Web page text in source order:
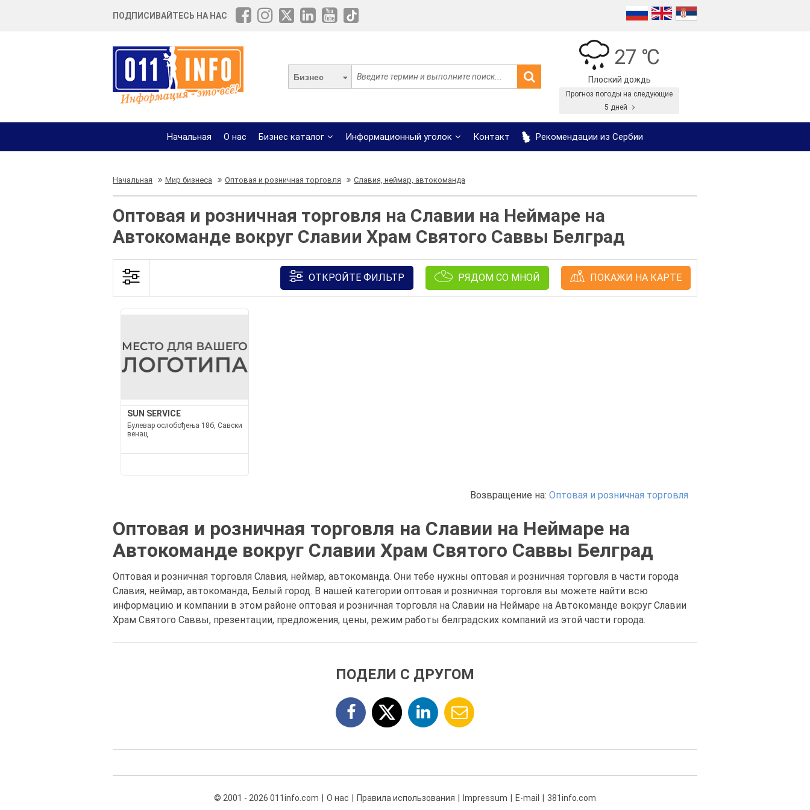
ПОДПИСИВАЙТЕСЬ НА НАС
Бизнес
27 ℃
Плоский дождь
Прогноз погоды на следующие
5 дней
Начальная О нас Бизнес каталог Информационный уголок Контакт Рекомендации из Сербии
Начальная Мир бизнеса Оптовая и розничная торговля Славия, неймар, автокоманда
Оптовая и розничная торговля на Славии на Неймаре на
Автокоманде вокруг Славии Храм Святого Саввы Белград
ОТКРОЙТЕ ФИЛЬТР РЯДОМ СО МНОЙ ПОКАЖИ НА КАРТЕ
SUN SERVICE
Булевар ослобођења 18б, Савски
венац
Возвращение на: Оптовая и розничная торговля
Оптовая и розничная торговля на Славии на Неймаре на
Автокоманде вокруг Славии Храм Святого Саввы Белград
Оптовая и розничная торговля Славия, неймар, автокоманда. Они тебе нужны оптовая и розничная торговля в части города
Славия, неймар, автокоманда, Белый город. В нашей категории оптовая и розничная торговля вы можете найти всю
информацию и компании в этом районе оптовая и розничная торговля на Славии на Неймаре на Автокоманде вокруг Славии
Храм Святого Саввы, презентации, предложения, цены, режим работы белградских компаний из этой части города.
ПОДЕЛИ С ДРУГОМ
© 2001 - 2026 011info.com О нас Правила использования Impressum E-mail 381info.com